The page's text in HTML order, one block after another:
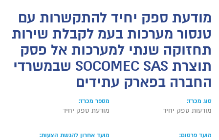
מודעת ספק יחיד להתקשרות עם
טנסור מערכות בעמ לקבלת שירות
תחזוקה שנתי למערכות אל פסק
תוצרת SOCOMEC SAS שבמשרדי
החברה בפארק עתידים
סוג מכרז:
מודעות ספק יחיד
מספר מכרז:
מודעת ספק יחיד
מועד פרסום: מועד אחרון להגשת הצעות: